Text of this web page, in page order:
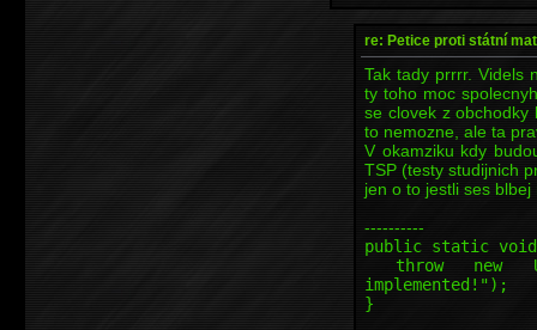
re: Petice proti státní
Tak tady prrrr. Videls
ty toho moc
se clovek z obchodky
to nemozne, ale ta
V okamziku kdy
TSP (testy studijnich
jen o to jestli ses blbej
----------
public static
throw new
implemented!");
}